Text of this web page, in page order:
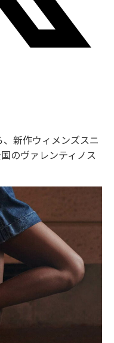
新作ウィメンズスニ
のヴァレンティノス